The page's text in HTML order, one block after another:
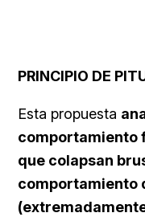
PRINCIPIO DE
Esta propuesta
comportamiento
que colapsan
comportamiento